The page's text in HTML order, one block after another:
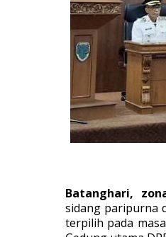
Batanghari,
sidang paripurna
terpilih pada